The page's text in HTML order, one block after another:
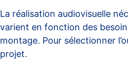
La réalisation audiovisuelle
varient en fonction des
montage. Pour sélectionner
projet.